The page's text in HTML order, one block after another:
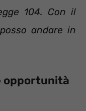
104. Con il
andare in
opportunità